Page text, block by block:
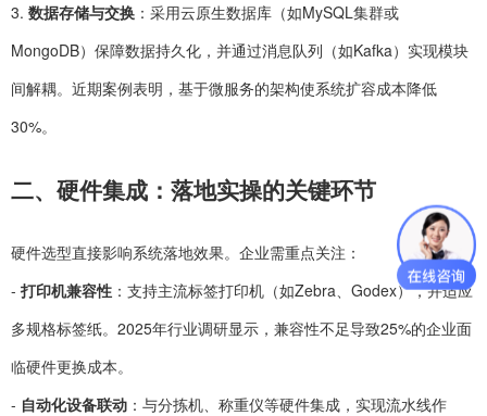
3. 数据存储与交换 ：采用云原生数据库（如MySQL集群或
MongoDB）保障数据持久化，并通过消息队列（如Kafka）实现模块
间解耦。近期案例表明，基于微服务的架构使系统扩容成本降低
30%。
二、硬件集成：落地实操的关键环节
硬件选型直接影响系统落地效果。企业需重点关注：
- 打印机兼容性 ：支持主流标签打印机（如Zebra、Godex），并适应
多规格标签纸。2025年行业调研显示，兼容性不足导致25%的企业面
临硬件更换成本。
- 自动化设备联动 ：与分拣机、称重仪等硬件集成，实现流水线作